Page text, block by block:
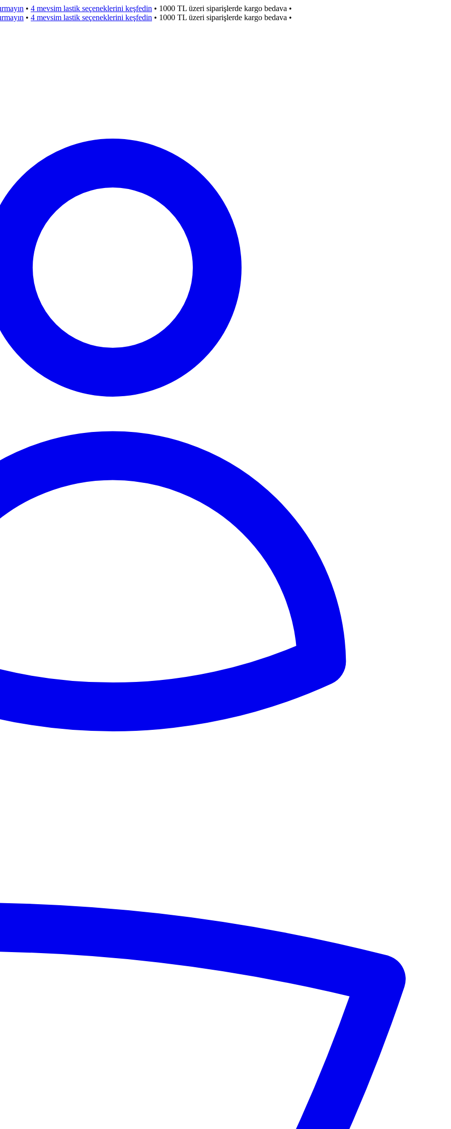
• 4 mevsim lastik seçeneklerini keşfedin • 1000 TL üzeri siparişlerde kargo bedava •
• 4 mevsim lastik seçeneklerini keşfedin • 1000 TL üzeri siparişlerde kargo bedava •